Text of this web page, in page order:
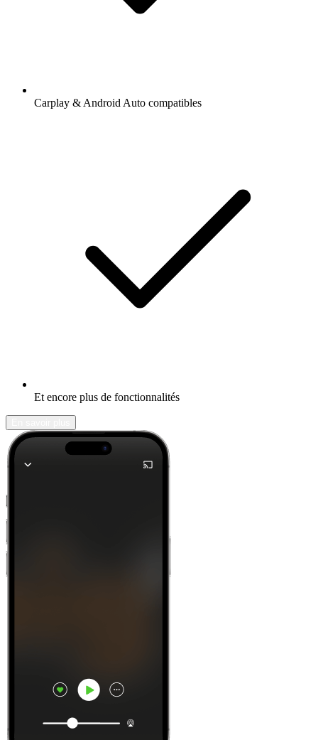
Carplay & Android Auto compatibles
Et encore plus de fonctionnalités